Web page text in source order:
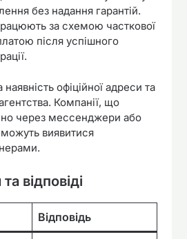
без надання гарантій.
за схемою часткової
після успішного
офіційної адреси та
Компанії, що
через мессенджери або
виявитися
відповіді
Відповідь